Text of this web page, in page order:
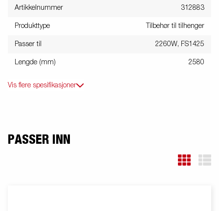
Artikkelnummer 312883
Produkttype Tilbehør til tilhenger
Passer til 2260W, FS1425
Lengde (mm) 2580
Vis flere spesifikasjoner
PASSER INN